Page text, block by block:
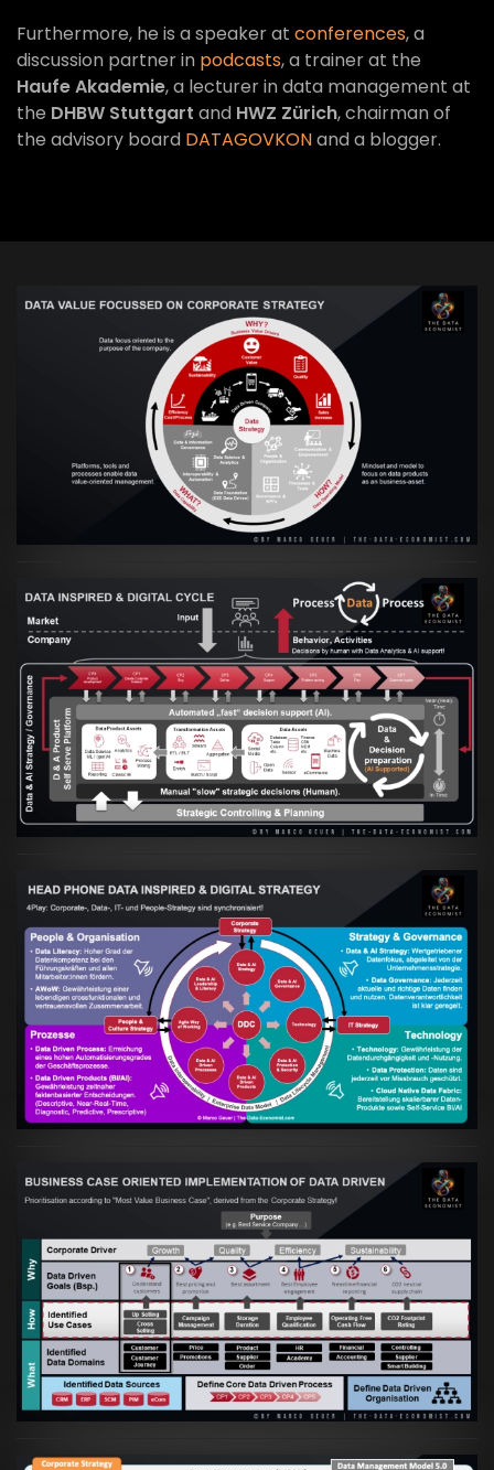
Furthermore, he is a speaker at conferences, a
discussion partner in podcasts, a trainer at the
Haufe Akademie, a lecturer in data management at
the DHBW Stuttgart and HWZ Zürich, chairman of
the advisory board DATAGOVKONand a blogger.
VIEW
Artikel:Prozesse und Daten müssen Hand
in Hand gehen
VIEW
Artikel:Kennst Du schon die "Head Phone
Data Driven Strategy"?
VIEW
Artikel:
Business Case orientierte
Etablierung einer Data Driven Company
VIEW